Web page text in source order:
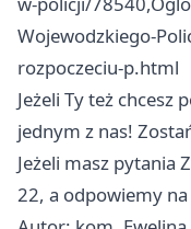
Wojewodzkiego-
rozpoczeciu-p.html
Jeżeli Ty też chcesz
jednym z nas!
Jeżeli masz pytania
22, a odpowiemy